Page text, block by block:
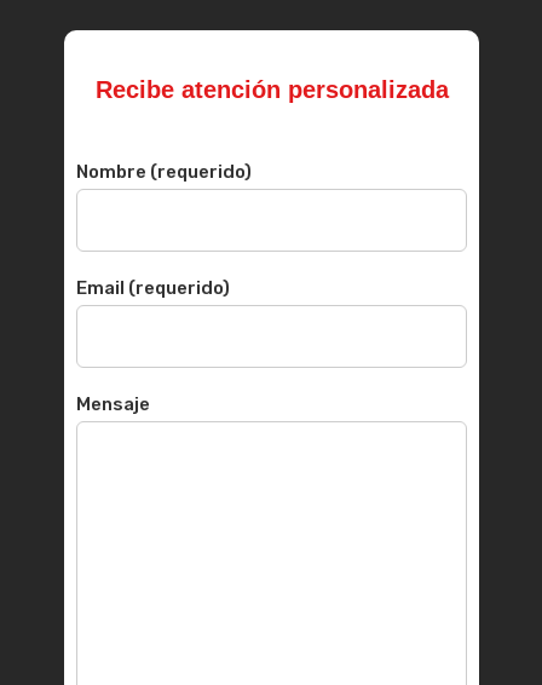
Recibe atención personalizada
Nombre (requerido)
Email (requerido)
Mensaje